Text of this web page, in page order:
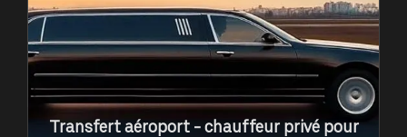
Transfert aéroport - chauffeur privé pour